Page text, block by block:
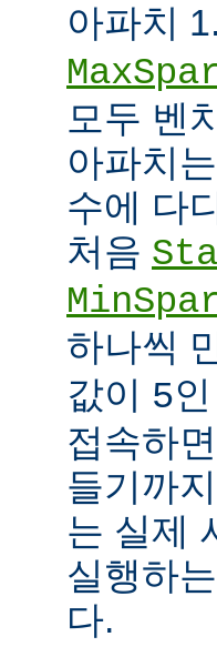
아파치
모두 벤
아파치
수에 다
처음
하나씩
값이 5
접속하
들기까
는 실제
실행하
다.